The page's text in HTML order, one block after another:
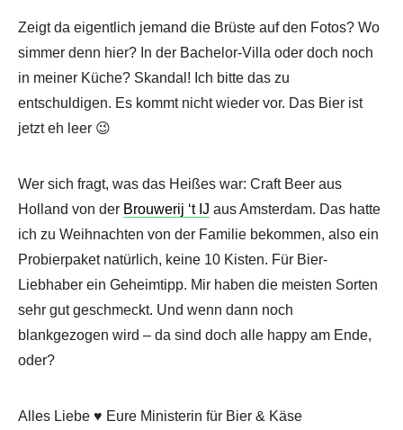
Zeigt da eigentlich jemand die Brüste auf den Fotos? Wo
simmer denn hier? In der Bachelor-Villa oder doch noch
in meiner Küche? Skandal! Ich bitte das zu
entschuldigen. Es kommt nicht wieder vor. Das Bier ist
jetzt eh leer 😉
Wer sich fragt, was das Heißes war: Craft Beer aus
Holland von der Brouwerij ‘t IJ aus Amsterdam. Das hatte
ich zu Weihnachten von der Familie bekommen, also ein
Probierpaket natürlich, keine 10 Kisten. Für Bier-
Liebhaber ein Geheimtipp. Mir haben die meisten Sorten
sehr gut geschmeckt. Und wenn dann noch
blankgezogen wird – da sind doch alle happy am Ende,
oder?
Alles Liebe ♥ Eure Ministerin für Bier & Käse